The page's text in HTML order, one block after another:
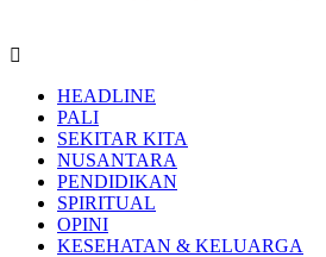
HEADLINE
PALI
SEKITAR KITA
NUSANTARA
PENDIDIKAN
SPIRITUAL
OPINI
KESEHATAN & KELUARGA